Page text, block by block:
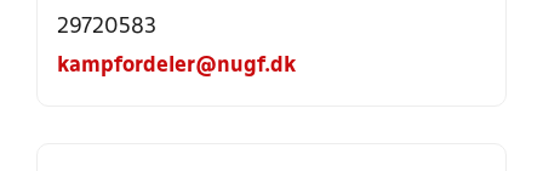
29720583
kampfordeler@nugf.dk